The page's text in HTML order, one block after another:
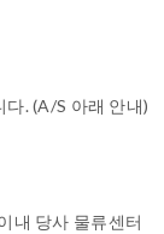
. (A/S 아래 안내)
내 당사 물류센터